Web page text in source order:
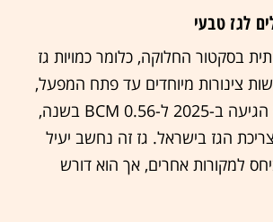
לגז טבעי
בסקטור החלוקה, כלומר כמויות גז
צינורות מיוחדים עד פתח המפעל,
הולכת וגוברת. היא הגיעה ב-2025 ל-0.56 BCM בשנה,
כמעט 4% מצריכת הגז בישראל. גז זה נחשב יעיל
למקורות אחרים, אך הוא דורש